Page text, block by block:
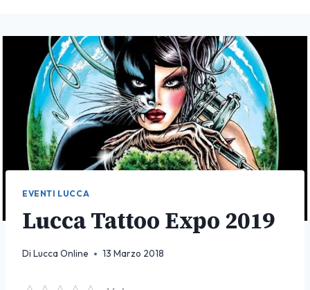
EVENTI LUCCA
Lucca Tattoo Expo 2019
Di Lucca Online 13 Marzo 2018